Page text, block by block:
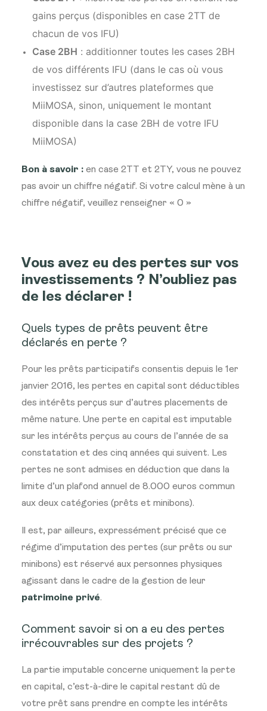
gains perçus (disponibles en case 2TT de
chacun de vos IFU)
Case 2BH : additionner toutes les cases 2BH
de vos différents IFU (dans le cas où vous
investissez sur d’autres plateformes que
MiiMOSA, sinon, uniquement le montant
disponible dans la case 2BH de votre IFU
MiiMOSA)
Bon à savoir : en case 2TT et 2TY, vous ne pouvez
pas avoir un chiffre négatif. Si votre calcul mène à un
chiffre négatif, veuillez renseigner « 0 »
Vous avez eu des pertes sur vos
investissements ? N’oubliez pas
de les déclarer !
Quels types de prêts peuvent être
déclarés en perte ?
Pour les prêts participatifs consentis depuis le 1er
janvier 2016, les pertes en capital sont déductibles
des intérêts perçus sur d’autres placements de
même nature. Une perte en capital est imputable
sur les intérêts perçus au cours de l’année de sa
constatation et des cinq années qui suivent. Les
pertes ne sont admises en déduction que dans la
limite d’un plafond annuel de 8.000 euros commun
aux deux catégories (prêts et minibons).
Il est, par ailleurs, expressément précisé que ce
régime d’imputation des pertes (sur prêts ou sur
minibons) est réservé aux personnes physiques
agissant dans le cadre de la gestion de leur
patrimoine privé.
Comment savoir si on a eu des pertes
irrécouvrables sur des projets ?
La partie imputable concerne uniquement la perte
en capital, c’est-à-dire le capital restant dû de
votre prêt sans prendre en compte les intérêts